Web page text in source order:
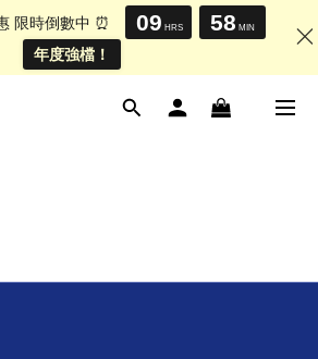
限時倒數中 ⏰ 09 HRS 58 MIN
年度強檔！